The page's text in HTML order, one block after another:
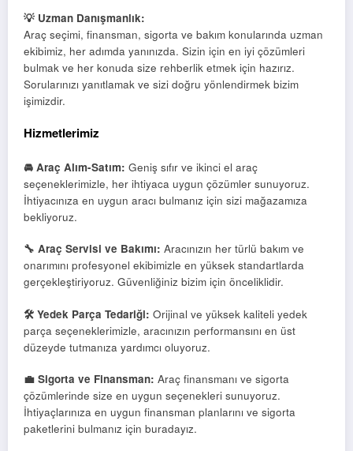
💡 Uzman Danışmanlık:
Araç seçimi, finansman, sigorta ve bakım konularında uzman
ekibimiz, her adımda yanınızda. Sizin için en iyi çözümleri
bulmak ve her konuda size rehberlik etmek için hazırız.
Sorularınızı yanıtlamak ve sizi doğru yönlendirmek bizim
işimizdir.
Hizmetlerimiz
🚘 Araç Alım-Satım: Geniş sıfır ve ikinci el araç
seçeneklerimizle, her ihtiyaca uygun çözümler sunuyoruz.
İhtiyacınıza en uygun aracı bulmanız için sizi mağazamıza
bekliyoruz.
🔧 Araç Servisi ve Bakımı: Aracınızın her türlü bakım ve
onarımını profesyonel ekibimizle en yüksek standartlarda
gerçekleştiriyoruz. Güvenliğiniz bizim için önceliklidir.
🛠️ Yedek Parça Tedariği: Orijinal ve yüksek kaliteli yedek
parça seçeneklerimizle, aracınızın performansını en üst
düzeyde tutmanıza yardımcı oluyoruz.
💼 Sigorta ve Finansman: Araç finansmanı ve sigorta
çözümlerinde size en uygun seçenekleri sunuyoruz.
İhtiyaçlarınıza en uygun finansman planlarını ve sigorta
paketlerini bulmanız için buradayız.